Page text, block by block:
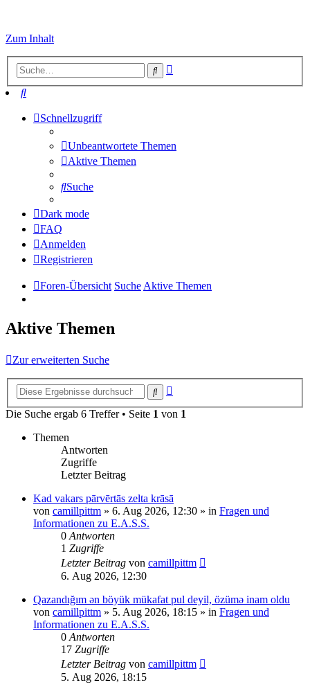
Zum Inhalt
Suche
Suche
Schnellzugriff
Unbeantwortete Themen
Aktive Themen
Suche
Dark mode
FAQ
Anmelden
Registrieren
Foren-Übersicht Suche Aktive Themen
Aktive Themen
Zur erweiterten Suche
Suche
Die Suche ergab 6 Treffer • Seite 1 von 1
Themen
Antworten
Zugriffe
Letzter Beitrag
Kad vakars pārvērtās zelta krāsā
von camillpittm » 6. Aug 2026, 12:30 » in Fragen und
Informationen zu E.A.S.S.
0Antworten
1 Zugriffe
Letzter Beitrag von camillpittm
6. Aug 2026, 12:30
Qazandığım ən böyük mükafat pul deyil, özümə inam oldu
von camillpittm » 5. Aug 2026, 18:15 » in Fragen und
Informationen zu E.A.S.S.
0Antworten
17 Zugriffe
Letzter Beitrag von camillpittm
5. Aug 2026, 18:15